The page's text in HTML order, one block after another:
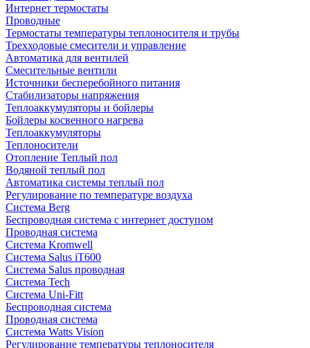
Интернет термостаты
Проводные
Термостаты температуры теплоносителя и трубы
Трехходовые смесители и управление
Автоматика для вентилей
Смесительные вентили
Источники бесперебойного питания
Стабилизаторы напряжения
Теплоаккумуляторы и бойлеры
Бойлеры косвенного нагрева
Теплоаккумуляторы
Теплоносители
Отопление Теплый пол
Водяной теплый пол
Автоматика системы теплый пол
Регулирование по температуре воздуха
Система Berg
Беспроводная система с интернет доступом
Проводная система
Система Kromwell
Система Salus iT600
Система Salus проводная
Система Tech
Система Uni-Fitt
Беспроводная система
Проводная система
Система Watts Vision
Регулирование температуры теплоносителя